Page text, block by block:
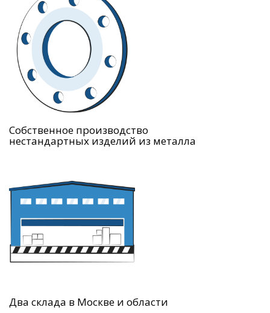
Собственное производство
нестандартных изделий из металла
Два склада в Москве и области